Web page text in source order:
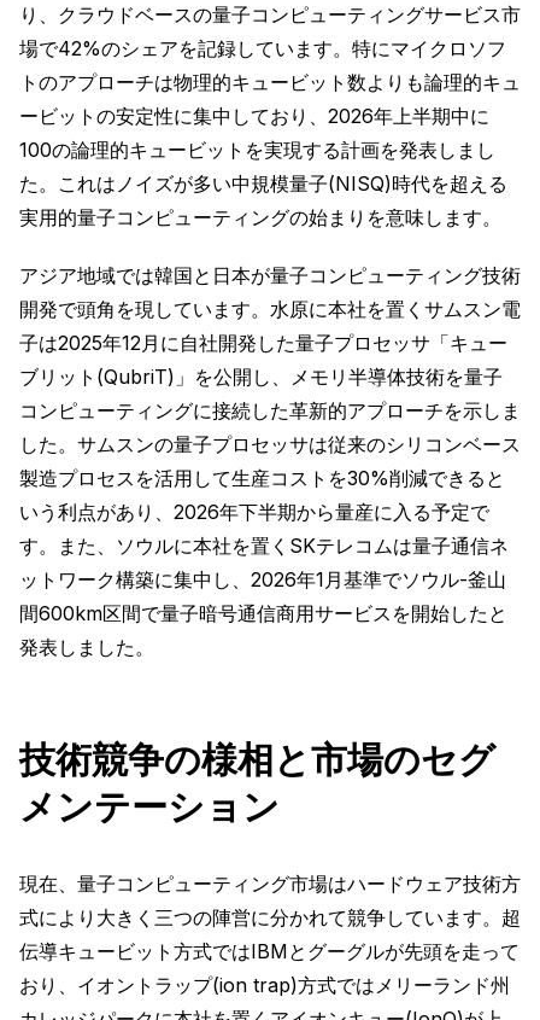
り、クラウドベースの量子コンピューティングサービス市
場で42%のシェアを記録しています。特にマイクロソフ
トのアプローチは物理的キュービット数よりも論理的キュ
ービットの安定性に集中しており、2026年上半期中に
100の論理的キュービットを実現する計画を発表しまし
た。これはノイズが多い中規模量子(NISQ)時代を超える
実用的量子コンピューティングの始まりを意味します。
アジア地域では韓国と日本が量子コンピューティング技術
開発で頭角を現しています。水原に本社を置くサムスン電
子は2025年12月に自社開発した量子プロセッサ「キュー
ブリット(QubriT)」を公開し、メモリ半導体技術を量子
コンピューティングに接続した革新的アプローチを示しま
した。サムスンの量子プロセッサは従来のシリコンベース
製造プロセスを活用して生産コストを30%削減できると
いう利点があり、2026年下半期から量産に入る予定で
す。また、ソウルに本社を置くSKテレコムは量子通信ネ
ットワーク構築に集中し、2026年1月基準でソウル-釜山
間600km区間で量子暗号通信商用サービスを開始したと
発表しました。
技術競争の様相と市場のセグ
メンテーション
現在、量子コンピューティング市場はハードウェア技術方
式により大きく三つの陣営に分かれて競争しています。超
伝導キュービット方式ではIBMとグーグルが先頭を走って
おり、イオントラップ(ion trap)方式ではメリーランド州